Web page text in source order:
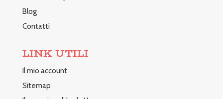
Blog
Contatti
LINK UTILI
Il mio account
Sitemap